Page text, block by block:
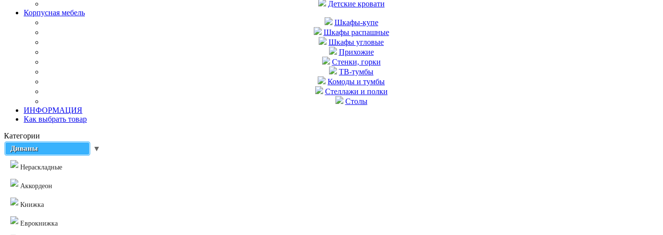
Детские кровати
Корпусная мебель
Шкафы-купе
Шкафы распашные
Шкафы угловые
Прихожие
Стенки, горки
ТВ-тумбы
Комоды и тумбы
Стеллажи и полки
Столы
ИНФОРМАЦИЯ
Как выбрать товар
Категории
Диваны ▼
Нераскладные
Аккордеон
Книжка
Еврокнижка